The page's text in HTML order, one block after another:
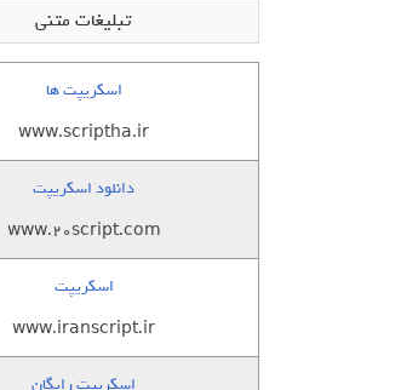
تبلیغات متنی
اسکریپت ها
www.scriptha.ir
دانلود اسکریپت
www.20script.com
اسکریپت
www.iranscript.ir
اسکریپت رایگان